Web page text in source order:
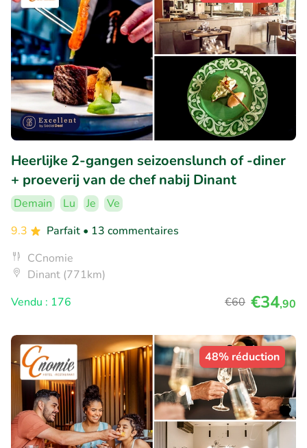
Heerlijke 2-gangen seizoenslunch of -diner
+ proeverij van de chef nabij Dinant
Demain Lu Je
Ve
9.3
Parfait • 13 commentaires
CCnomie
Dinant (771km)
Vendu : 176
€60 €34,90
48% réduction